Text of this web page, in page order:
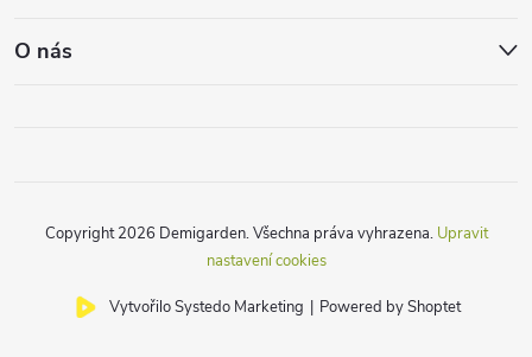
O nás
Vytvořilo Systedo Marketing | Powered by Shoptet
Copyright 2026 Demigarden. Všechna práva vyhrazena. Upravit
nastavení cookies